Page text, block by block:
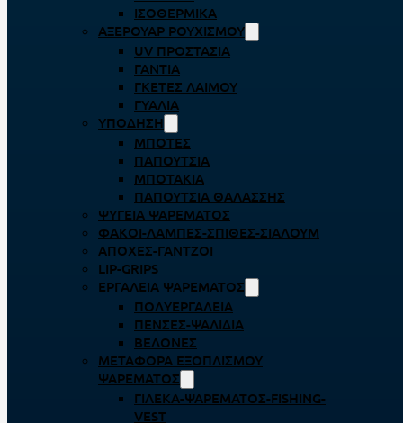
ΙΣΟΘΕΡΜΙΚΆ
ΑΞΕΡΟΥΆΡ ΡΟΥΧΙΣΜΟΎ
UV ΠΡΟΣΤΑΣΊΑ
ΓΆΝΤΙΑ
ΓΚΈΤΕΣ ΛΑΊΜΟΥ
ΓΥΑΛΙΆ
ΥΠΌΔΗΣΗ
ΜΠΌΤΕΣ
ΠΑΠΟΎΤΣΙΑ
ΜΠΟΤΆΚΙΑ
ΠΑΠΟΎΤΣΙΑ ΘΑΛΆΣΣΗΣ
ΨΥΓΕΊΑ ΨΑΡΈΜΑΤΟΣ
ΦΑΚΟΊ-ΛΆΜΠΕΣ-ΣΠΊΘΕΣ-ΣΊΑΛΟΥΜ
ΑΠΌΧΕΣ-ΓΆΝΤΖΟΙ
LIP-GRIPS
EΡΓΑΛΕΊΑ ΨΑΡΈΜΑΤΟΣ
ΠΟΛΥΕΡΓΑΛΕΊΑ
ΠΈΝΣΕΣ-ΨΑΛΊΔΙΑ
ΒΕΛΌΝΕΣ
ΜΕΤΑΦΟΡΆ ΕΞΟΠΛΙΣΜΟΎ
ΨΑΡΈΜΑΤΟΣ
ΓΙΛΈΚΑ-ΨΑΡΈΜΑΤΟΣ-FISHING-
VEST